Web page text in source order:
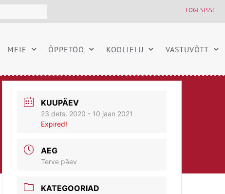
LOGI SISSE
MEIE ÕPPETÖÖ KOOLIELU VASTUVÕTT
KUUPÄEV
23 dets. 2020 - 10 jaan 2021
Expired!
AEG
Terve päev
KATEGOORIAD